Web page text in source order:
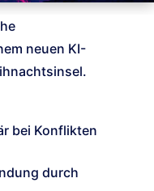
neuen KI-
bei Konflikten
durch